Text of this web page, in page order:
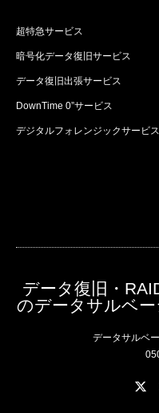
超特急サービス
暗号化データ復旧サービス
データ復旧出張サービス
DownTime 0”サービス
デジタルフォレンジックサービス
データ復旧・
のデータサルベ
データサルベ